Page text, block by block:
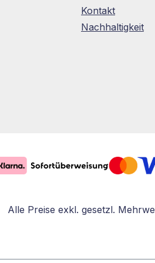
Kontakt
Nachhaltigkeit
Alle Preise exkl. gesetzl.